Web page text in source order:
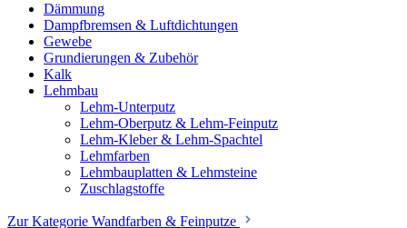
Dämmung
Dampfbremsen & Luftdichtungen
Gewebe
Grundierungen & Zubehör
Kalk
Lehmbau
Lehm-Unterputz
Lehm-Oberputz & Lehm-Feinputz
Lehm-Kleber & Lehm-Spachtel
Lehmfarben
Lehmbauplatten & Lehmsteine
Zuschlagstoffe
Zur Kategorie Wandfarben & Feinputze